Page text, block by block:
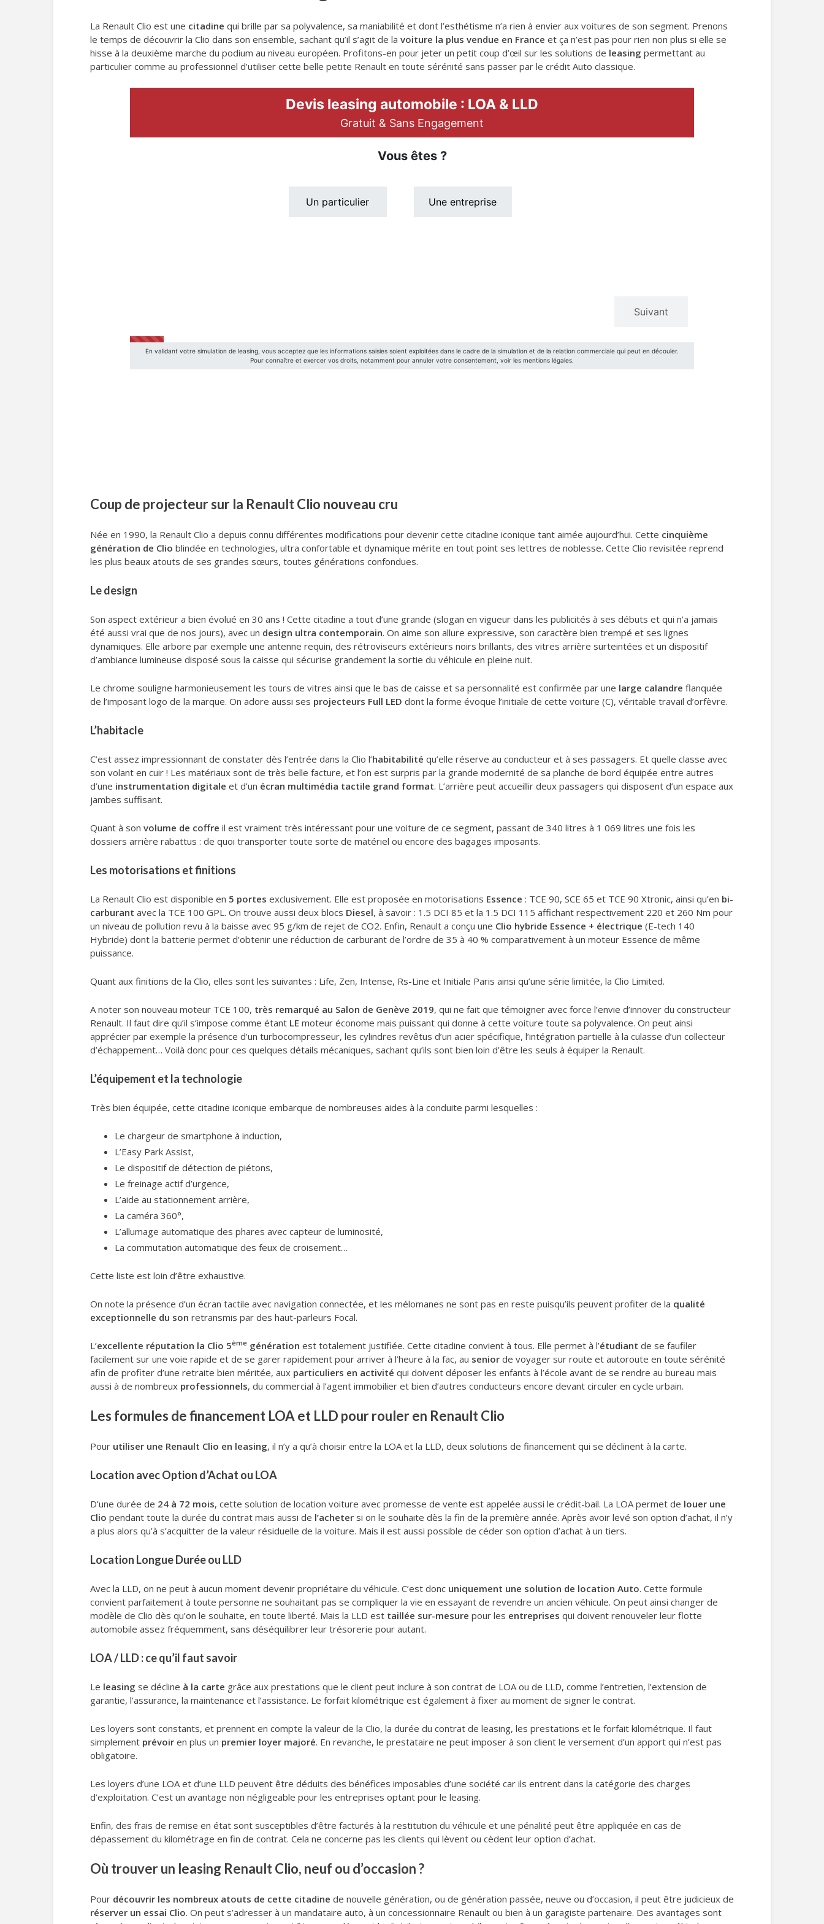
La Renault Clio est une citadine qui brille par sa polyvalence, sa maniabilité et dont l’esthétisme n’a rien à envier aux voitures de son segment. Prenons
le temps de découvrir la Clio dans son ensemble, sachant qu’il s’agit de la voiture la plus vendue en France et ça n’est pas pour rien non plus si elle se
hisse à la deuxième marche du podium au niveau européen. Profitons-en pour jeter un petit coup d’œil sur les solutions de leasing permettant au
particulier comme au professionnel d’utiliser cette belle petite Renault en toute sérénité sans passer par le crédit Auto classique.
Coup de projecteur sur la Renault Clio nouveau cru
Née en 1990, la Renault Clio a depuis connu différentes modifications pour devenir cette citadine iconique tant aimée aujourd’hui. Cette cinquième
génération de Clio blindée en technologies, ultra confortable et dynamique mérite en tout point ses lettres de noblesse. Cette Clio revisitée reprend
les plus beaux atouts de ses grandes sœurs, toutes générations confondues.
Le design
Son aspect extérieur a bien évolué en 30 ans ! Cette citadine a tout d’une grande (slogan en vigueur dans les publicités à ses débuts et qui n’a jamais
été aussi vrai que de nos jours), avec un design ultra contemporain. On aime son allure expressive, son caractère bien trempé et ses lignes
dynamiques. Elle arbore par exemple une antenne requin, des rétroviseurs extérieurs noirs brillants, des vitres arrière surteintées et un dispositif
d’ambiance lumineuse disposé sous la caisse qui sécurise grandement la sortie du véhicule en pleine nuit.
Le chrome souligne harmonieusement les tours de vitres ainsi que le bas de caisse et sa personnalité est confirmée par une large calandre flanquée
de l’imposant logo de la marque. On adore aussi ses projecteurs Full LED dont la forme évoque l’initiale de cette voiture (C), véritable travail d’orfèvre.
L’habitacle
C’est assez impressionnant de constater dès l’entrée dans la Clio l’habitabilité qu’elle réserve au conducteur et à ses passagers. Et quelle classe avec
son volant en cuir ! Les matériaux sont de très belle facture, et l’on est surpris par la grande modernité de sa planche de bord équipée entre autres
d’une instrumentation digitale et d’un écran multimédia tactile grand format. L’arrière peut accueillir deux passagers qui disposent d’un espace aux
jambes suffisant.
Quant à son volume de coffre il est vraiment très intéressant pour une voiture de ce segment, passant de 340 litres à 1 069 litres une fois les
dossiers arrière rabattus : de quoi transporter toute sorte de matériel ou encore des bagages imposants.
Les motorisations et finitions
La Renault Clio est disponible en 5 portes exclusivement. Elle est proposée en motorisations Essence : TCE 90, SCE 65 et TCE 90 Xtronic, ainsi qu’en bi-
carburant avec la TCE 100 GPL. On trouve aussi deux blocs Diesel, à savoir : 1.5 DCI 85 et la 1.5 DCI 115 affichant respectivement 220 et 260 Nm pour
un niveau de pollution revu à la baisse avec 95 g/km de rejet de CO2. Enfin, Renault a conçu une Clio hybride Essence + électrique (E-tech 140
Hybride) dont la batterie permet d’obtenir une réduction de carburant de l’ordre de 35 à 40 % comparativement à un moteur Essence de même
puissance.
Quant aux finitions de la Clio, elles sont les suivantes : Life, Zen, Intense, Rs-Line et Initiale Paris ainsi qu’une série limitée, la Clio Limited.
A noter son nouveau moteur TCE 100, très remarqué au Salon de Genève 2019, qui ne fait que témoigner avec force l’envie d’innover du constructeur
Renault. Il faut dire qu’il s’impose comme étant LE moteur économe mais puissant qui donne à cette voiture toute sa polyvalence. On peut ainsi
apprécier par exemple la présence d’un turbocompresseur, les cylindres revêtus d’un acier spécifique, l’intégration partielle à la culasse d’un collecteur
d’échappement… Voilà donc pour ces quelques détails mécaniques, sachant qu’ils sont bien loin d’être les seuls à équiper la Renault.
L’équipement et la technologie
Très bien équipée, cette citadine iconique embarque de nombreuses aides à la conduite parmi lesquelles :
Le chargeur de smartphone à induction,
L’Easy Park Assist,
Le dispositif de détection de piétons,
Le freinage actif d’urgence,
L’aide au stationnement arrière,
La caméra 360°,
L’allumage automatique des phares avec capteur de luminosité,
La commutation automatique des feux de croisement…
Cette liste est loin d’être exhaustive.
On note la présence d’un écran tactile avec navigation connectée, et les mélomanes ne sont pas en reste puisqu’ils peuvent profiter de la qualité
exceptionnelle du son retransmis par des haut-parleurs Focal.
L’excellente réputation la Clio 5ème génération est totalement justifiée. Cette citadine convient à tous. Elle permet à l’étudiant de se faufiler
facilement sur une voie rapide et de se garer rapidement pour arriver à l’heure à la fac, au senior de voyager sur route et autoroute en toute sérénité
afin de profiter d’une retraite bien méritée, aux particuliers en activité qui doivent déposer les enfants à l’école avant de se rendre au bureau mais
aussi à de nombreux professionnels, du commercial à l’agent immobilier et bien d’autres conducteurs encore devant circuler en cycle urbain.
Les formules de financement LOA et LLD pour rouler en Renault Clio
Pour utiliser une Renault Clio en leasing, il n’y a qu’à choisir entre la LOA et la LLD, deux solutions de financement qui se déclinent à la carte.
Location avec Option d’Achat ou LOA
D’une durée de 24 à 72 mois, cette solution de location voiture avec promesse de vente est appelée aussi le crédit-bail. La LOA permet de louer une
Clio pendant toute la durée du contrat mais aussi de l’acheter si on le souhaite dès la fin de la première année. Après avoir levé son option d’achat, il n’y
a plus alors qu’à s’acquitter de la valeur résiduelle de la voiture. Mais il est aussi possible de céder son option d’achat à un tiers.
Location Longue Durée ou LLD
Avec la LLD, on ne peut à aucun moment devenir propriétaire du véhicule. C’est donc uniquement une solution de location Auto. Cette formule
convient parfaitement à toute personne ne souhaitant pas se compliquer la vie en essayant de revendre un ancien véhicule. On peut ainsi changer de
modèle de Clio dès qu’on le souhaite, en toute liberté. Mais la LLD est taillée sur-mesure pour les entreprises qui doivent renouveler leur flotte
automobile assez fréquemment, sans déséquilibrer leur trésorerie pour autant.
LOA / LLD : ce qu’il faut savoir
Le leasing se décline à la carte grâce aux prestations que le client peut inclure à son contrat de LOA ou de LLD, comme l’entretien, l’extension de
garantie, l’assurance, la maintenance et l’assistance. Le forfait kilométrique est également à fixer au moment de signer le contrat.
Les loyers sont constants, et prennent en compte la valeur de la Clio, la durée du contrat de leasing, les prestations et le forfait kilométrique. Il faut
simplement prévoir en plus un premier loyer majoré. En revanche, le prestataire ne peut imposer à son client le versement d’un apport qui n’est pas
obligatoire.
Les loyers d’une LOA et d’une LLD peuvent être déduits des bénéfices imposables d’une société car ils entrent dans la catégorie des charges
d’exploitation. C’est un avantage non négligeable pour les entreprises optant pour le leasing.
Enfin, des frais de remise en état sont susceptibles d’être facturés à la restitution du véhicule et une pénalité peut être appliquée en cas de
dépassement du kilométrage en fin de contrat. Cela ne concerne pas les clients qui lèvent ou cèdent leur option d’achat.
Où trouver un leasing Renault Clio, neuf ou d’occasion ?
Pour découvrir les nombreux atouts de cette citadine de nouvelle génération, ou de génération passée, neuve ou d’occasion, il peut être judicieux de
réserver un essai Clio. On peut s’adresser à un mandataire auto, à un concessionnaire Renault ou bien à un garagiste partenaire. Des avantages sont